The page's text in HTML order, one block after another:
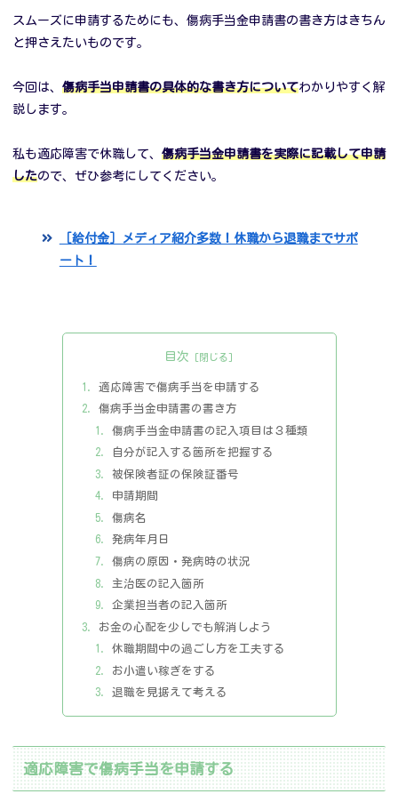
スムーズに申請するためにも、傷病手当金申請書の書き方はきちん
と押さえたいものです。
今回は、 傷病手当申請書の具体的な書き方についてわかりやすく解
説します。
私も適応障害で休職して、 傷病手当金申請書を実際に記載して申請
したので、ぜひ参考にしてください。
［給付金］メディア紹介多数！休職から退職までサポ
ート！
目次
適応障害で傷病手当を申請する
傷病手当金申請書の書き方
傷病手当金申請書の記入項目は３種類
自分が記入する箇所を把握する
被保険者証の保険証番号
申請期間
傷病名
発病年月日
傷病の原因・発病時の状況
主治医の記入箇所
企業担当者の記入箇所
お金の心配を少しでも解消しよう
休職期間中の過ごし方を工夫する
お小遣い稼ぎをする
退職を見据えて考える
適応障害で傷病手当を申請する